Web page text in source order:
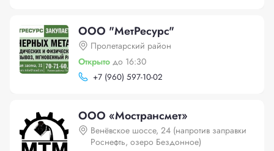
ООО "МетРесурс"
Пролетарский район
Открыто до 16:30
+7 (960) 597-10-02
ООО «Мострансмет»
Венёвское шоссе, 24 (напротив заправки
Роснефть, озеро Бездонное)